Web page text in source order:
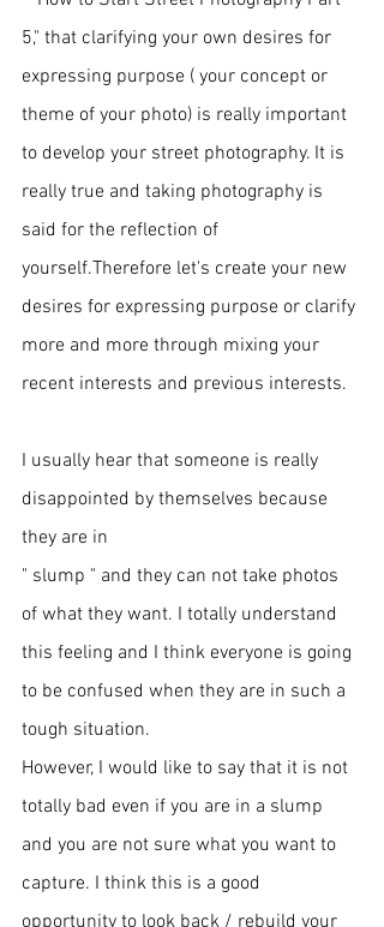
5," that clarifying your own desires for
expressing purpose ( your concept or
theme of your photo) is really important
to develop your street photography. It is
really true and taking photography is
said for the reflection of
yourself.Therefore let's create your new
desires for expressing purpose or clarify
more and more through mixing your
recent interests and previous interests.
I usually hear that someone is really
disappointed by themselves because
they are in
" slump " and they can not take photos
of what they want. I totally understand
this feeling and I think everyone is going
to be confused when they are in such a
tough situation.
However, I would like to say that it is not
totally bad even if you are in a slump
and you are not sure what you want to
capture. I think this is a good
opportunity to look back / rebuild your